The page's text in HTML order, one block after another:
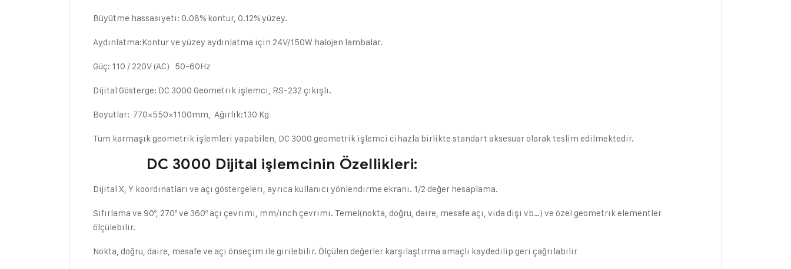
Büyütme hassasiyeti: 0.08% kontur, 0.12% yüzey.
Aydınlatma:Kontur ve yüzey aydınlatma için 24V/150W halojen lambalar.
Güç: 110 / 220V (AC) 50-60Hz
Dijital Gösterge: DC 3000 Geometrik işlemci, RS-232 çıkışlı.
Boyutlar: 770×550×1100mm, Ağırlık:130 Kg
Tüm karmaşık geometrik işlemleri yapabilen, DC 3000 geometrik işlemci cihazla birlikte standart aksesuar olarak teslim edilmektedir.
DC 3000 Dijital işlemcinin Özellikleri:
Dijital X, Y koordinatları ve açı göstergeleri, ayrıca kullanıcı yönlendirme ekranı. 1/2 değer hesaplama.
Sıfırlama ve 90º, 270º ve 360º açı çevrimi, mm/inch çevrimi. Temel(nokta, doğru, daire, mesafe açı, vida dişi vb…) ve özel geometrik elementler
ölçülebilir.
Nokta, doğru, daire, mesafe ve açı önseçim ile girilebilir. Ölçülen değerler karşılaştırma amaçlı kaydedilip geri çağrılabilir